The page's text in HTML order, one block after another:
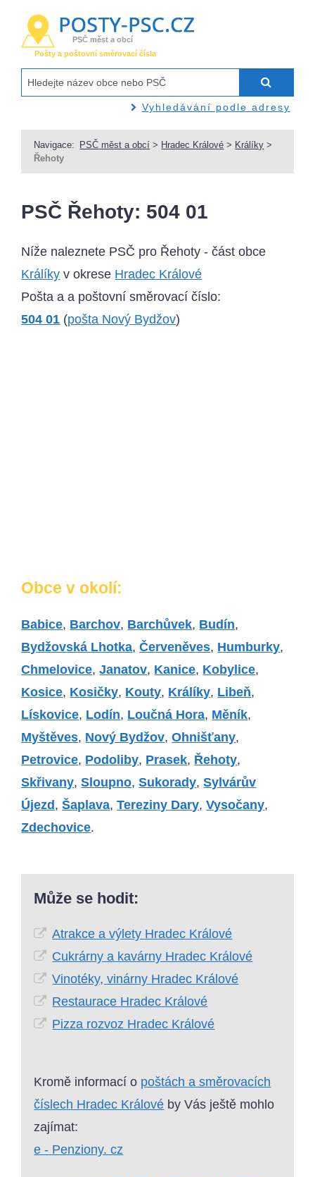
PSČ měst a obcí
Pošty a poštovní směrovací čísla
Vyhledávání podle adresy
Navigace: PSČ měst a obcí > Hradec Králové > Králíky >
Řehoty
PSČ Řehoty: 504 01
Níže naleznete PSČ pro Řehoty - část obce
Králíky v okrese Hradec Králové
Pošta a a poštovní směrovací číslo:
504 01 (pošta Nový Bydžov)
Obce v okolí:
Babice, Barchov, Barchůvek, Budín,
Bydžovská Lhotka,Červeněves, Humburky,
Chmelovice,Janatov, Kanice, Kobylice,
Kosice, Kosičky, Kouty, Králíky, Libeň,
Lískovice, Lodín, Loučná Hora, Měník,
Myštěves, Nový Bydžov,Ohnišťany,
Petrovice, Podoliby, Prasek, Řehoty,
Skřivany,Sloupno,Sukorady,Sylvárův
Újezd ,Šaplava,Tereziny Dary,Vysočany,
Zdechovice.
Může se hodit:
Atrakce a výlety Hradec Králové
Cukrárny a kavárny Hradec Králové
Vinotéky, vinárny Hradec Králové
Restaurace Hradec Králové
Pizza rozvoz Hradec Králové
Kromě informací o poštách a směrovacích
číslech Hradec Králové by Vás ještě mohlo
zajímat:
e - Penziony. cz